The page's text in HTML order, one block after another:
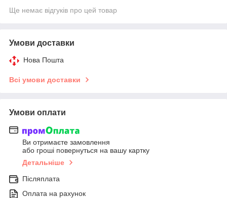
Ще немає відгуків про цей товар
Умови доставки
Нова Пошта
Всі умови доставки
Умови оплати
Ви отримаєте замовлення
або гроші повернуться на вашу картку
Детальніше
Післяплата
Оплата на рахунок